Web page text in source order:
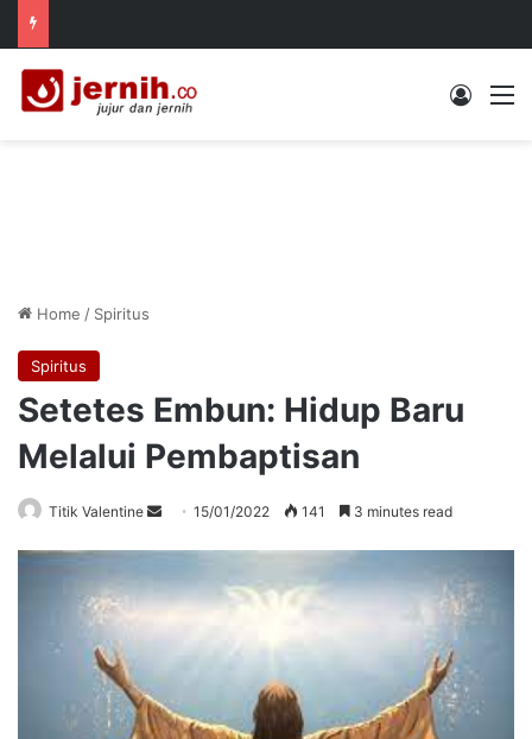
Log In
Home / Spiritus
Spiritus
Setetes Embun: Hidup Baru
Melalui Pembaptisan
Titik Valentine
Send15/01/2022 141 3 minutes read